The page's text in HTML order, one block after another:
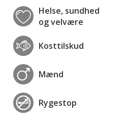
Helse, sundhed
og velvære
Kosttilskud
Mænd
Rygestop